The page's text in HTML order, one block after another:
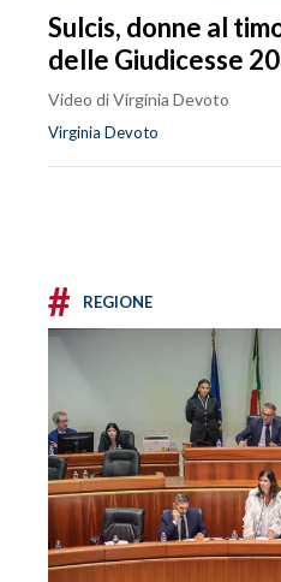
Sulcis, donne al
delle Giudicesse
Video di Virginia Devoto
Virginia Devoto
# REGIONE